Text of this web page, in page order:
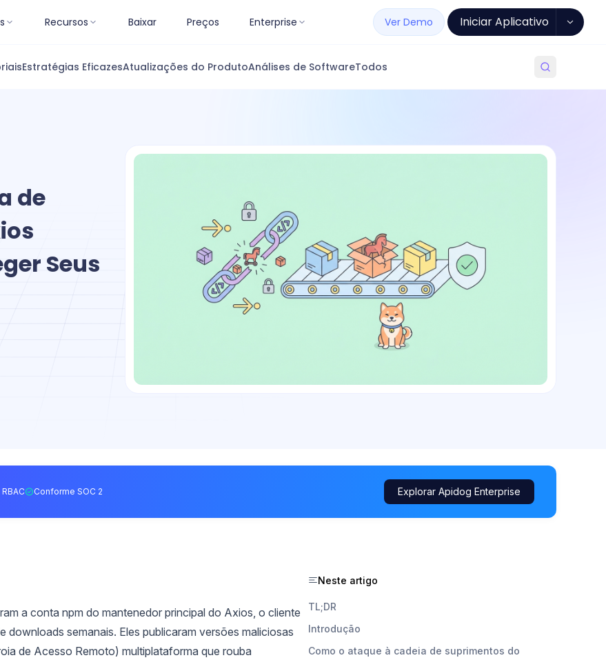
Recursos Baixar Preços Enterprise Ver Demo Iniciar Aplicativo
Estratégias EficazesAtualizações do ProdutoAnálises de SoftwareTodos
de
Seus
Conforme SOC 2 Explorar Apidog Enterprise
a conta npm do mantenedor principal do Axios, o cliente
semanais. Eles publicaram versões maliciosas
de Acesso Remoto) multiplataforma que rouba
Neste artigo
TL;DR
Introdução
Como o ataque à cadeia de suprimentos do